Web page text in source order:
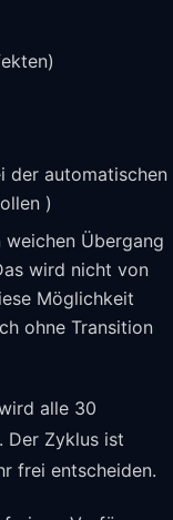
der automatischen
)
Übergang
wird nicht von
Möglichkeit
ohne Transition
alle 30
Der Zyklus ist
frei entscheiden.